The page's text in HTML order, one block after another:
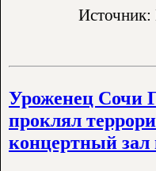
Уроженец Сочи
проклял
концертный зал